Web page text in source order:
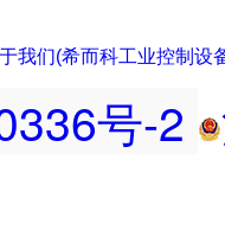
我们(希而科工业控制设
号-2